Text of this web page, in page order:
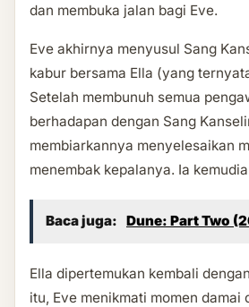
dan membuka jalan bagi Eve.
Eve akhirnya menyusul Sang
kabur bersama Ella (yang
Setelah membunuh semua
berhadapan dengan Sang
membiarkannya menyelesaikan
menembak kepalanya. Ia
Baca juga: Dune: Part Two
Ella dipertemukan kembali
itu, Eve menikmati momen damai